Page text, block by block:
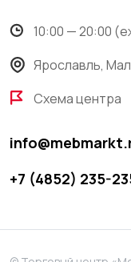
10:00 — 20:00
Ярославль,
Схема центра
+7 (4852) 235-